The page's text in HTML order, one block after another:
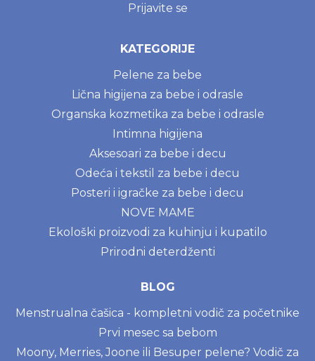
Prijavite se
KATEGORIJE
Pelene za bebe
Lična higijena za bebe i odrasle
Organska kozmetika za bebe i odrasle
Intimna higijena
Aksesoari za bebe i decu
Odeća i tekstil za bebe i decu
Posteri i igračke za bebe i decu
NOVE MAME
Ekološki proizvodi za kuhinju i kupatilo
Prirodni deterdženti
BLOG
Menstrualna čašica - kompletni vodič za početnike
Prvi mesec sa bebom
Moony, Merries, Joone ili Besuper pelene? Vodič za